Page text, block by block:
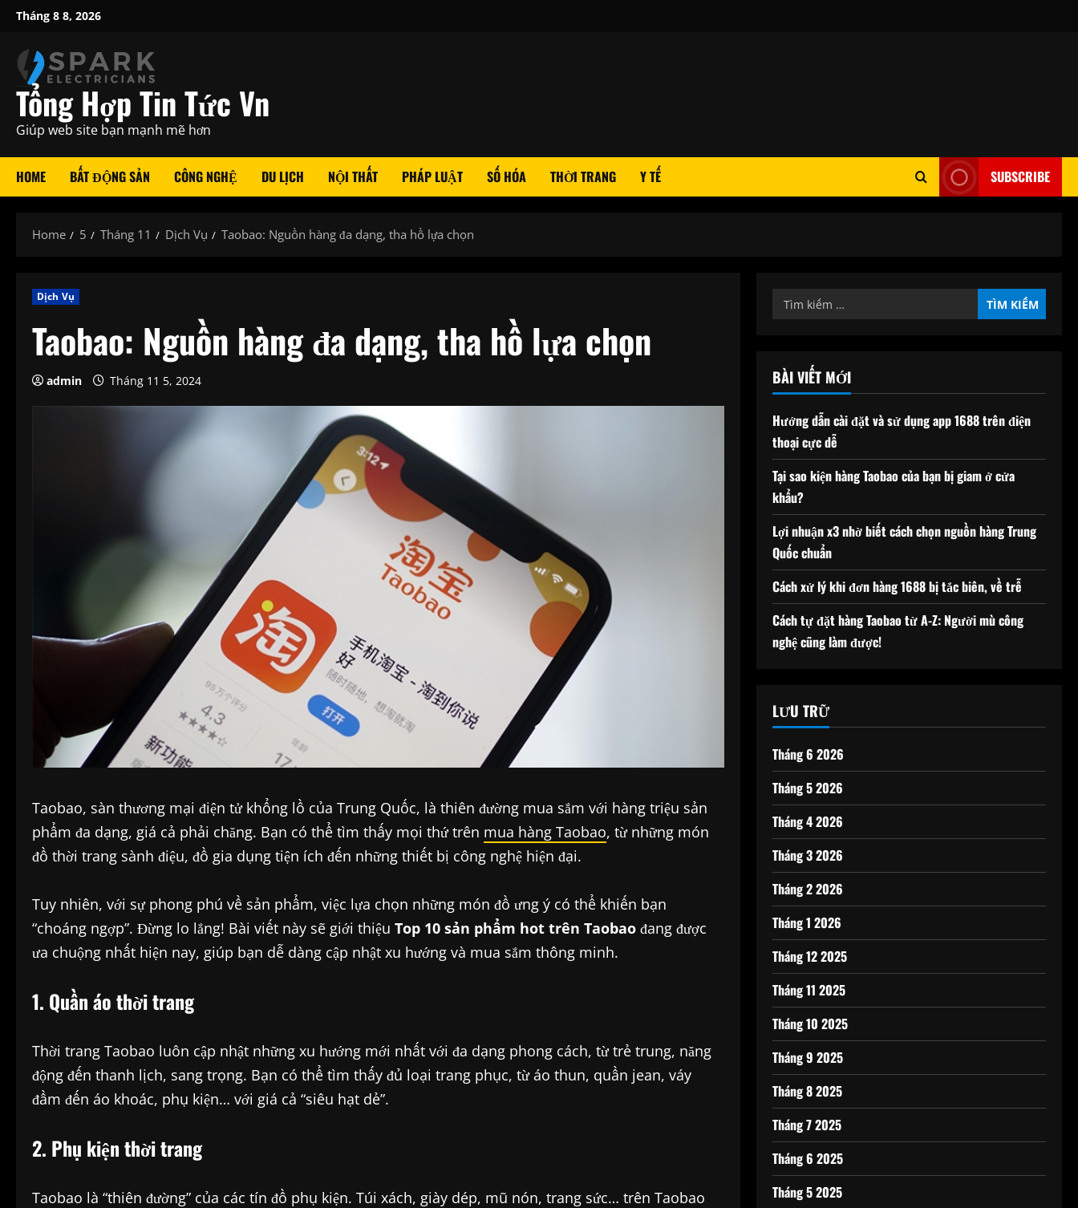
Skip
content
Tháng 8 8, 2026
Tổng Hợp Tin Tức Vn
Giúp web site bạn mạnh mẽ hơn
HOME BẤT ĐỘNG SẢN CÔNG NGHỆ DU LỊCH NỘI THẤT PHÁP LUẬT SỐ HÓA THỜI TRANG Y TẾ SUBSCRIBE
Home 5 Tháng 11 Dịch Vụ Taobao: Nguồn hàng đa dạng, tha hồ lựa chọn
Dịch Vụ
Taobao: Nguồn hàng đa dạng, tha hồ lựa chọn
admin Tháng 11 5, 2024
Taobao, sàn thương mại điện tử khổng lồ của Trung Quốc, là thiên đường mua sắm với hàng triệu sản
phẩm đa dạng, giá cả phải chăng. Bạn có thể tìm thấy mọi thứ trên mua hàng Taobao, từ những món
đồ thời trang sành điệu, đồ gia dụng tiện ích đến những thiết bị công nghệ hiện đại.
Tuy nhiên, với sự phong phú về sản phẩm, việc lựa chọn những món đồ ưng ý có thể khiến bạn
“choáng ngợp”. Đừng lo lắng! Bài viết này sẽ giới thiệu Top 10 sản phẩm hot trên Taobao đang được
ưa chuộng nhất hiện nay, giúp bạn dễ dàng cập nhật xu hướng và mua sắm thông minh.
1. Quần áo thời trang
Thời trang Taobao luôn cập nhật những xu hướng mới nhất với đa dạng phong cách, từ trẻ trung, năng
động đến thanh lịch, sang trọng. Bạn có thể tìm thấy đủ loại trang phục, từ áo thun, quần jean, váy
đầm đến áo khoác, phụ kiện… với giá cả “siêu hạt dẻ”.
2. Phụ kiện thời trang
Taobao là “thiên đường” của các tín đồ phụ kiện. Túi xách, giày dép, mũ nón, trang sức… trên Taobao
Tìm
kiếm
BÀI VIẾT MỚI
Hướng dẫn cài đặt và sử dụng app 1688 trên điện
thoại cực dễ
Tại sao kiện hàng Taobao của bạn bị giam ở cửa
khẩu?
Lợi nhuận x3 nhờ biết cách chọn nguồn hàng Trung
Quốc chuẩn
Cách xử lý khi đơn hàng 1688 bị tắc biên, về trễ
Cách tự đặt hàng Taobao từ A-Z: Người mù công
nghệ cũng làm được!
LƯU TRỮ
Tháng 6 2026
Tháng 5 2026
Tháng 4 2026
Tháng 3 2026
Tháng 2 2026
Tháng 1 2026
Tháng 12 2025
Tháng 11 2025
Tháng 10 2025
Tháng 9 2025
Tháng 8 2025
Tháng 7 2025
Tháng 6 2025
Tháng 5 2025